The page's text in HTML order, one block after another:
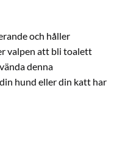
och håller
valpen att bli toalett
denna
hund eller din katt har